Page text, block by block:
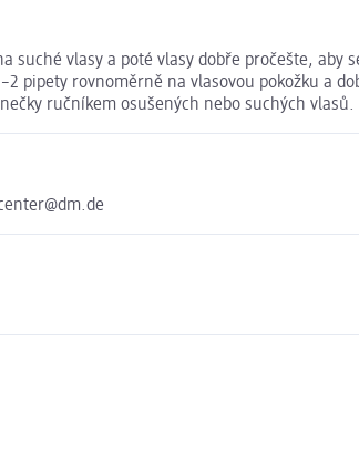
suché vlasy a poté vlasy dobře pročešte,
pipety rovnoměrně na vlasovou pokožku a
ručníkem osušených nebo suchých vlasů.